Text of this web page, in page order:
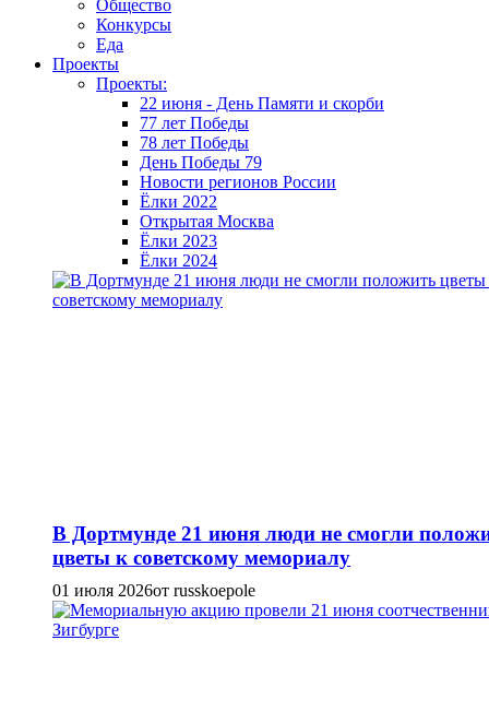
Общество
Конкурсы
Еда
Проекты
Проекты:
22 июня - День Памяти и скорби
77 лет Победы
78 лет Победы
День Победы 79
Новости регионов России
Ёлки 2022
Открытая Москва
Ёлки 2023
Ёлки 2024
В Дортмунде 21 июня люди не смогли
цветы к советскому мемориалу
01 июля 2026от russkoepole